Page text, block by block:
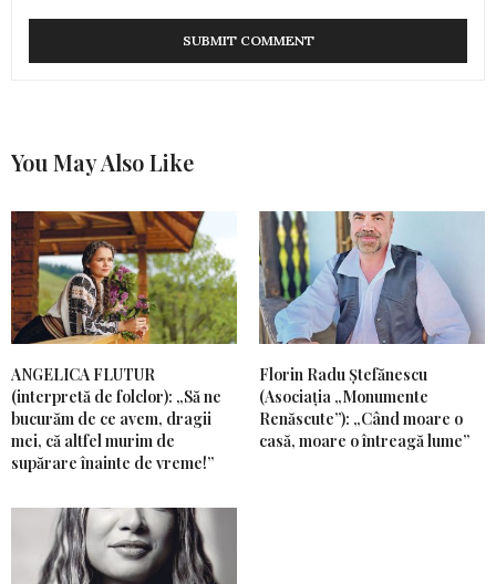
You May Also Like
ANGELICA FLUTUR
(interpretă de folclor): „Să ne
bucurăm de ce avem, dragii
mei, că altfel murim de
supărare înainte de vreme!”
Florin Radu Ștefănescu
(Asociația „Monumente
Renăscute”): „Când moare o
casă, moare o întreagă lume”